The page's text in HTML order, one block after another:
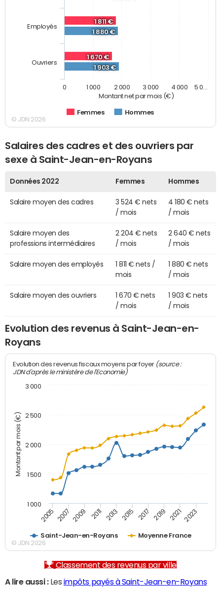
Montant net par mois (€)
1 811 €
1 670 €
1 880 €
1 903 €
Femmes Hommes
Employés
Ouvriers
0 1 000 2 000 3 000 4 000 5 0…
© JDN 2026
Salaires des cadres et des ouvriers par
sexe à Saint-Jean-en-Royans
Données 2022 Femmes Hommes
Salaire moyen des cadres
3 524 € nets
/ mois
4 180 € nets
/ mois
Salaire moyen des
professions intermédiaires
2 204 € nets
/ mois
2 640 € nets
/ mois
Salaire moyen des employés
1 811 € nets /
mois
1 880 € nets
/ mois
Salaire moyen des ouvriers
1 670 € nets
/ mois
1 903 € nets
/ mois
Evolution des revenus à Saint-Jean-en-
Royans
Montant par mois (€)
Evolution des revenus fiscaux moyens par foyer (source :
JDN d'après le ministère de l'Economie)
Saint-Jean-en-Royans Moyenne France
2005 2007 2009 2011 2013 2015 2017 2019 2021 2023
1 000
1 500
2 000
2 500
3 000
© JDN 2026
Classement des revenus par ville
A lire aussi :Les impôts payés à Saint-Jean-en-Royans